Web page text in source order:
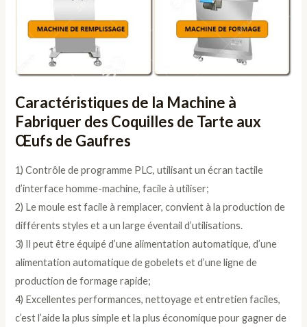
Caractéristiques de la Machine à
Fabriquer des Coquilles de Tarte aux
Œufs de Gaufres
1) Contrôle de programme PLC, utilisant un écran tactile
d’interface homme-machine, facile à utiliser;
2) Le moule est facile à remplacer, convient à la production de
différents styles et a un large éventail d’utilisations.
3) Il peut être équipé d’une alimentation automatique, d’une
alimentation automatique de gobelets et d’une ligne de
production de formage rapide;
4) Excellentes performances, nettoyage et entretien faciles,
c’est l’aide la plus simple et la plus économique pour gagner de